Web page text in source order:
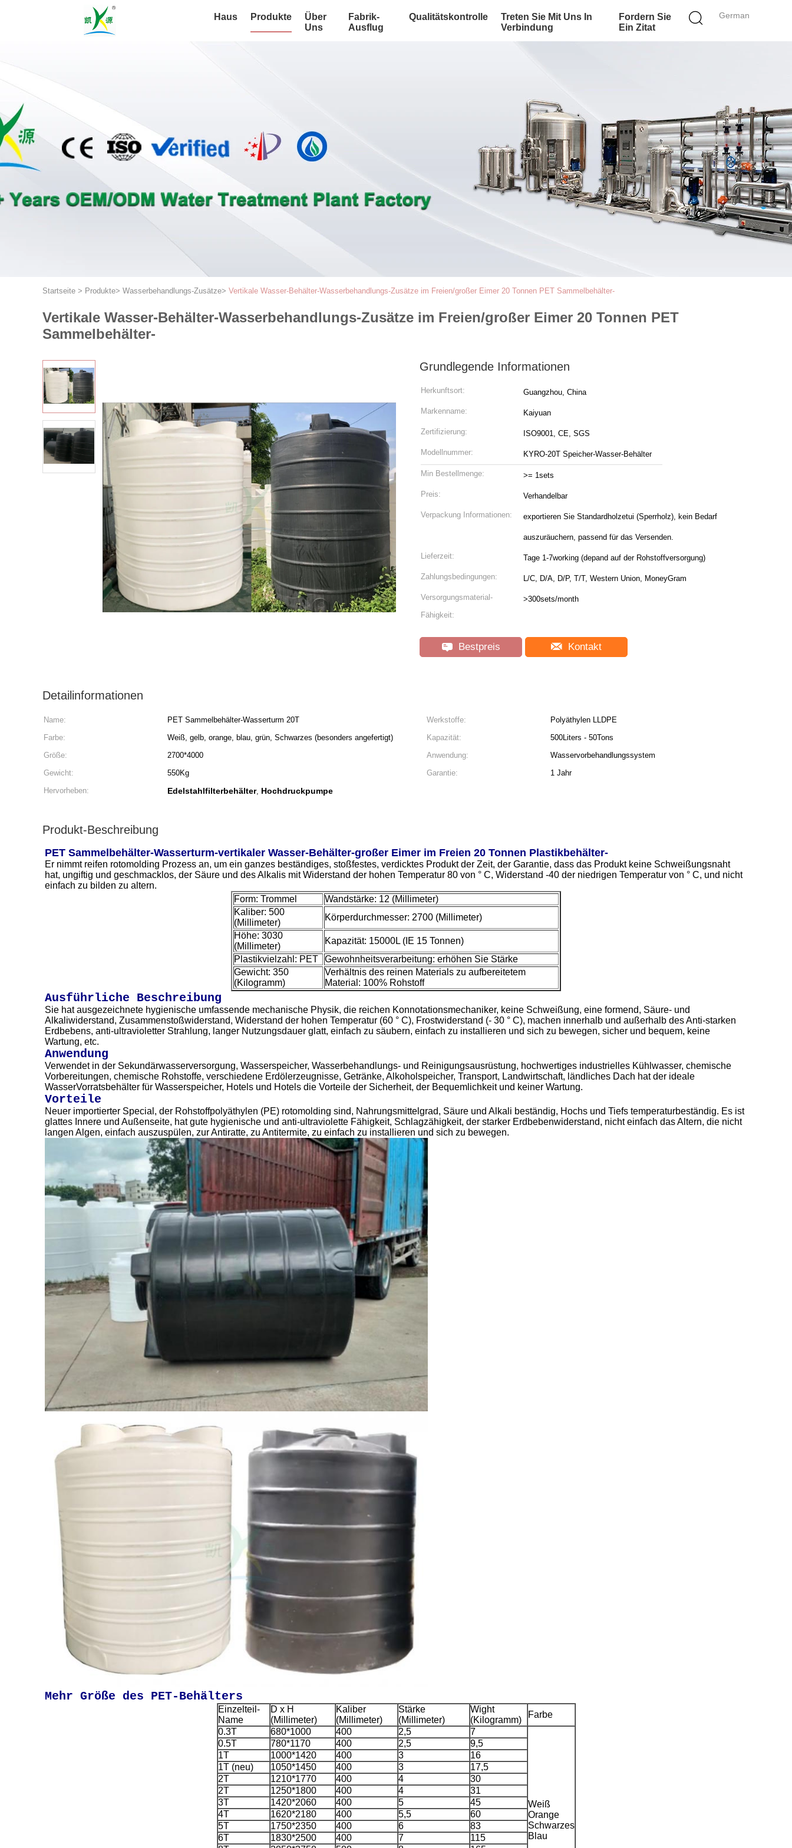
German
Haus Produkte
Über
Uns
Fabrik-
Ausflug
Qualitätskontrolle
Treten Sie Mit Uns In
Verbindung
Fordern Sie
Ein Zitat
Startseite > Produkte> Wasserbehandlungs-Zusätze> Vertikale Wasser-Behälter-Wasserbehandlungs-Zusätze im Freien/großer Eimer 20 Tonnen PET Sammelbehälter-
Vertikale Wasser-Behälter-Wasserbehandlungs-Zusätze im Freien/großer Eimer 20 Tonnen PET
Sammelbehälter-
Grundlegende Informationen
Herkunftsort: Guangzhou, China
Markenname: Kaiyuan
Zertifizierung: ISO9001, CE, SGS
Modellnummer: KYRO-20T Speicher-Wasser-Behälter
Min Bestellmenge: >= 1sets
Preis: Verhandelbar
Verpackung Informationen: exportieren Sie Standardholzetui (Sperrholz), kein Bedarf
auszuräuchern, passend für das Versenden.
Lieferzeit: Tage 1-7working (depand auf der Rohstoffversorgung)
Zahlungsbedingungen: L/C, D/A, D/P, T/T, Western Union, MoneyGram
Versorgungsmaterial-
Fähigkeit:
>300sets/month
Bestpreis Kontakt
Detailinformationen
Name: PET Sammelbehälter-Wasserturm 20T Werkstoffe:
Polyäthylen LLDPE
Farbe:
Weiß, gelb, orange, blau, grün, Schwarzes (besonders angefertigt) Kapazität:
500Liters - 50Tons
Größe:
2700*4000 Anwendung:
Wasservorbehandlungssystem
Gewicht:
550Kg Garantie:
1 Jahr
Hervorheben:
Edelstahlfilterbehälter, Hochdruckpumpe
Produkt-Beschreibung
PET Sammelbehälter-Wasserturm-vertikaler Wasser-Behälter-großer Eimer im Freien 20 Tonnen Plastikbehälter-
Er nimmt reifen rotomolding Prozess an, um ein ganzes beständiges, stoßfestes, verdicktes Produkt der Zeit, der Garantie, dass das Produkt keine Schweißungsnaht
hat, ungiftig und geschmacklos, der Säure und des Alkalis mit Widerstand der hohen Temperatur 80 von ° C, Widerstand -40 der niedrigen Temperatur von ° C, und nicht
einfach zu bilden zu altern.
Form: Trommel
Wandstärke: 12 (Millimeter)
Kaliber: 500
(Millimeter)
Körperdurchmesser: 2700 (Millimeter)
Höhe: 3030
(Millimeter)
Kapazität: 15000L (IE 15 Tonnen)
Plastikvielzahl: PET
Gewohnheitsverarbeitung: erhöhen Sie Stärke
Gewicht: 350
(Kilogramm)
Verhältnis des reinen Materials zu aufbereitetem
Material: 100% Rohstoff
Ausführliche Beschreibung
Sie hat ausgezeichnete hygienische umfassende mechanische Physik, die reichen Konnotationsmechaniker, keine Schweißung, eine formend, Säure- und
Alkaliwiderstand, Zusammenstoßwiderstand, Widerstand der hohen Temperatur (60 ° C), Frostwiderstand (- 30 ° C), machen innerhalb und außerhalb des Anti-starken
Erdbebens, anti-ultravioletter Strahlung, langer Nutzungsdauer glatt, einfach zu säubern, einfach zu installieren und sich zu bewegen, sicher und bequem, keine
Wartung, etc.
Anwendung
Verwendet in der Sekundärwasserversorgung, Wasserspeicher, Wasserbehandlungs- und Reinigungsausrüstung, hochwertiges industrielles Kühlwasser, chemische
Vorbereitungen, chemische Rohstoffe, verschiedene Erdölerzeugnisse, Getränke, Alkoholspeicher, Transport, Landwirtschaft, ländliches Dach hat der ideale
WasserVorratsbehälter für Wasserspeicher, Hotels und Hotels die Vorteile der Sicherheit, der Bequemlichkeit und keiner Wartung.
Vorteile
Neuer importierter Special, der Rohstoffpolyäthylen (PE) rotomolding sind, Nahrungsmittelgrad, Säure und Alkali beständig, Hochs und Tiefs temperaturbeständig. Es ist
glattes Innere und Außenseite, hat gute hygienische und anti-ultraviolette Fähigkeit, Schlagzähigkeit, der starker Erdbebenwiderstand, nicht einfach das Altern, die nicht
langen Algen, einfach auszuspülen, zur Antiratte, zu Antitermite, zu einfach zu installieren und sich zu bewegen.
Mehr Größe des PET-Behälters
Einzelteil-
Name
D x H
(Millimeter)
Kaliber
(Millimeter)
Stärke
(Millimeter)
Wight
(Kilogramm)
Farbe
0.3T
680*1000 400 2,5 7
Weiß
Orange
Schwarzes
Blau
0.5T 780*1170 400 2,5
9,5
1T
1000*1420 400 3
16
1T (neu)
1050*1450 400 3
17,5
2T
1210*1770 400 4
30
2T
1250*1800 400 4
31
3T
1420*2060 400 5
45
4T
1620*2180 400 5,5
60
5T
1750*2350 400 6
83
6T
1830*2500 400 7
115